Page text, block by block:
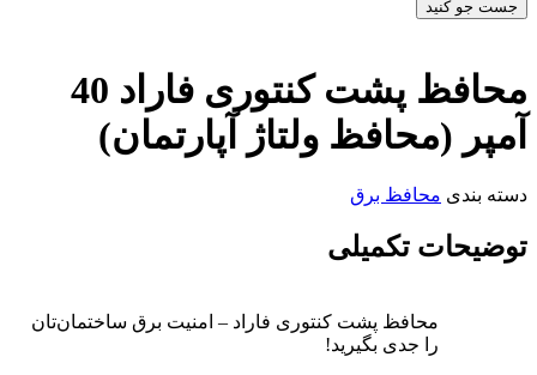
جست جو کنید
محافظ پشت کنتوری فاراد 40
آمپر (محافظ ولتاژ آپارتمان)
دسته بندی محافظ برق
توضیحات تکمیلی
محافظ پشت کنتوری فاراد – امنیت برق ساختمان‌تان
را جدی بگیرید!